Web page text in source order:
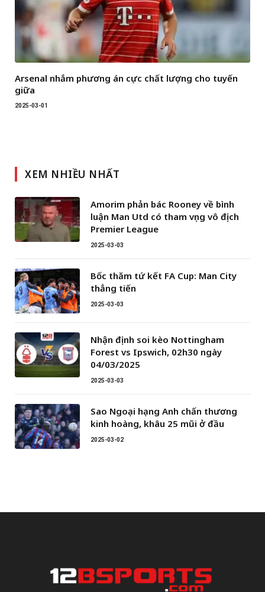
Arsenal nhắm phương án cực chất lượng cho tuyến
giữa
2025-03-01
XEM NHIỀU NHẤT
Amorim phản bác Rooney về bình
luận Man Utd có tham vọng vô địch
Premier League
2025-03-03
Bốc thăm tứ kết FA Cup: Man City
thẳng tiến
2025-03-03
Nhận định soi kèo Nottingham
Forest vs Ipswich, 02h30 ngày
04/03/2025
2025-03-03
Sao Ngoại hạng Anh chấn thương
kinh hoàng, khâu 25 mũi ở đầu
2025-03-02